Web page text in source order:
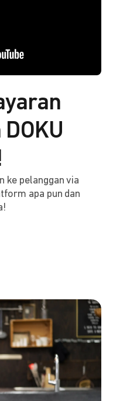
ke pelanggan via
apa pun dan